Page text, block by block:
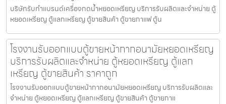
บริษัทรับทำแบรนด์เครื่องกดน้ำ​หยอดเหรียญ บริการรับผลิตและจำหน่าย ตู้
หยอดเหรียญ ตู้แลกเหรียญ ตู้ขายสินค้า ตู้ขายกาแฟ ตู้น
โรงงานรับออกแบบตู้ขายหน้ากากอนามัยหยอดเหรียญ​​
บริการรับผลิตและจำหน่าย ตู้หยอดเหรียญ ตู้แลก
เหรียญ ตู้ขายสินค้า ราคาถูก
โรงงานรับออกแบบตู้ขายหน้ากากอนามัยหยอดเหรียญ​​ บริการรับผลิตและ
จำหน่าย ตู้หยอดเหรียญ ตู้แลกเหรียญ ตู้ขายสินค้า ตู้ขายกาแ